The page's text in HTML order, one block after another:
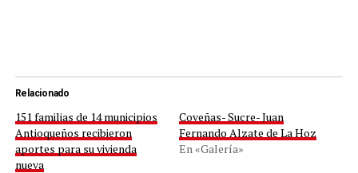
Relacionado
151 familias de 14 municipios
Antioqueños recibieron
aportes para su vivienda
nueva
Coveñas- Sucre- Juan
Fernando Alzate de La Hoz
En «Galería»